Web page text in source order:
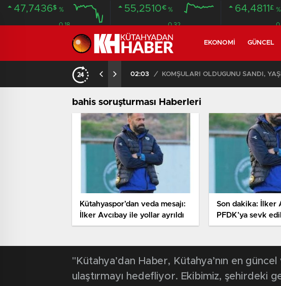
47,7436$ %
0.18
55,2510€ %
0.32
64,4811 £ %
EKONOMI GÜNCEL
02:03 /
bahis soruşturması Haberleri
Kütahyaspor’dan veda mesajı:
İlker Avcıbay ile yollar ayrıldı
Son dakika: İlker
PFDK’ya sevk
"Kütahya’dan Haber, Kütahya’nın en
ulaştırmayı hedefliyor. Ekibimiz, şehirdeki